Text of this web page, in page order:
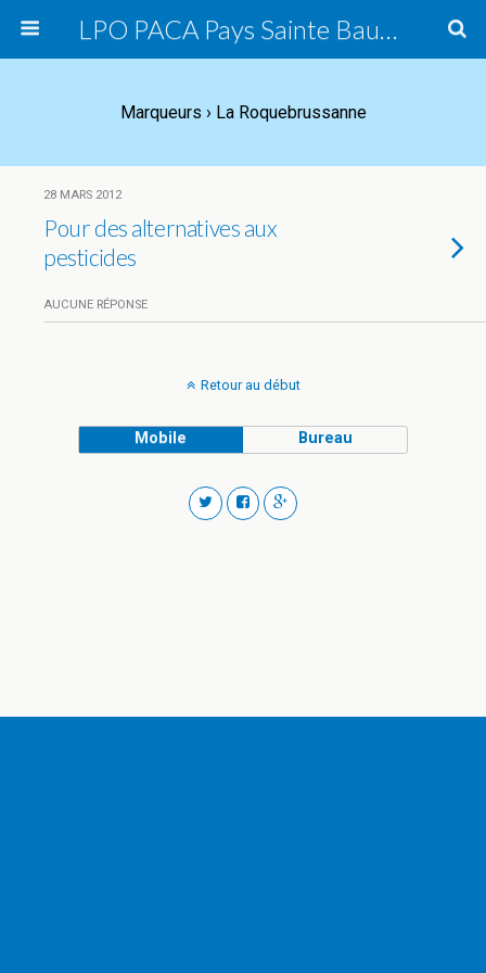
LPO PACA Pays Sainte Baume, groupe local
Marqueurs › La Roquebrussanne
28 MARS 2012
Pour des alternatives aux
pesticides
AUCUNE RÉPONSE
Retour au début
Mobile Bureau